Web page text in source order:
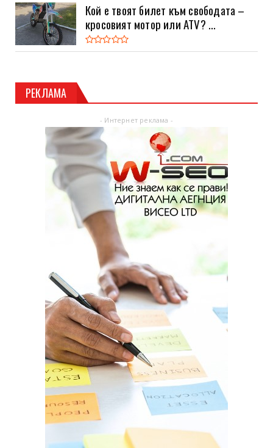
Кой е твоят билет към свободата –
кросовият мотор или ATV? ...
РЕКЛАМА
- Интернет реклама -